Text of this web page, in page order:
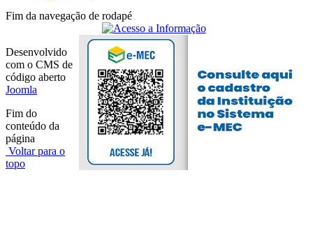
Fim da navegação de rodapé
Desenvolvido
com o CMS de
código aberto
Joomla
Fim do
conteúdo da
página
Voltar para o
topo